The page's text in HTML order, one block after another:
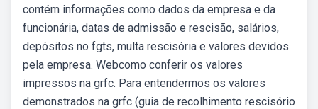
contém informações como dados da empresa e da
funcionária, datas de admissão e rescisão, salários,
depósitos no fgts, multa rescisória e valores devidos
pela empresa. Webcomo conferir os valores
impressos na grfc. Para entendermos os valores
demonstrados na grfc (guia de recolhimento rescisório